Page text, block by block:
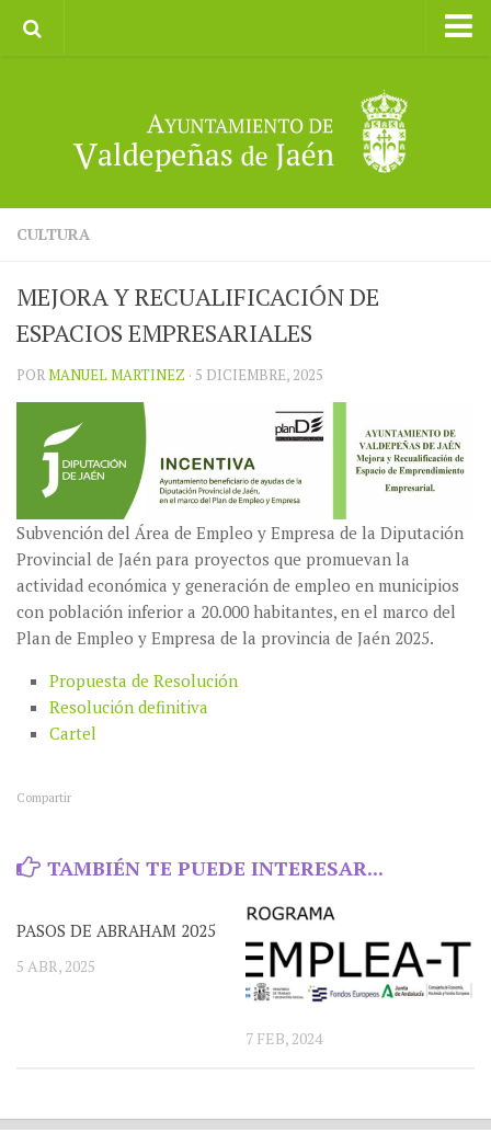
II CXM ROMPEALBARCAS 2023
CULTURA
MEJORA Y RECUALIFICACIÓN DE
ESPACIOS EMPRESARIALES
PORMANUEL MARTINEZ · 5 DICIEMBRE, 2025
Subvención del Área de Empleo y Empresa de la Diputación
Provincial de Jaén para proyectos que promuevan la
actividad económica y generación de empleo en municipios
con población inferior a 20.000 habitantes, en el marco del
Plan de Empleo y Empresa de la provincia de Jaén 2025.
Propuesta de Resolución
Resolución definitiva
Cartel
Compartir
TAMBIÉN TE PUEDE INTERESAR...
PASOS DE ABRAHAM 2025
5 ABR, 2025
7 FEB, 2024